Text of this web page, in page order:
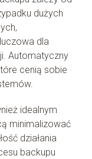
dużych
dla
Automatyczny
cenią sobie
idealnym
minimalizować
działania
backupu